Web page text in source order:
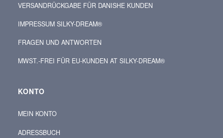
VERSANDRÜCKGABE FÜR DANISHE KUNDEN
IMPRESSUM SILKY-DREAM®
FRAGEN UND ANTWORTEN
MWST.-FREI FÜR EU-KUNDEN AT SILKY-DREAM®
KONTO
MEIN KONTO
ADRESSBUCH